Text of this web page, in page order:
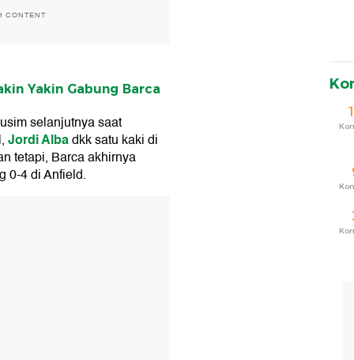
CONTENT
Yakin Gabung Barca
selanjutnya saat
Jordi Albadkk satu kaki di
tetapi, Barca akhirnya
0-4 di Anfield.